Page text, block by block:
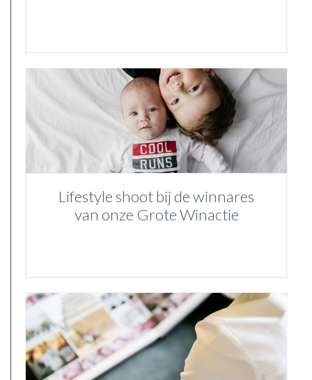
Lifestyle shoot bij de winnares
van onze Grote Winactie